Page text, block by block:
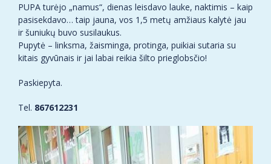
PUPA turėjo „namus“, dienas leisdavo lauke, naktimis – kaip
pasisekdavo… taip jauna, vos 1,5 metų amžiaus kalytė jau
ir šuniukų buvo susilaukus.
Pupytė – linksma, žaisminga, protinga, puikiai sutaria su
kitais gyvūnais ir jai labai reikia šilto prieglobsčio!
Paskiepyta.
Tel. 867612231